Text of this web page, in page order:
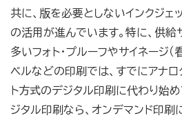
共に、版を必要としないインクジェ
の活用が進んでいます。特に、供給
多いフォト・プルーフやサイネージ（
ベルなどの印刷では、すでにアナロ
ト方式のデジタル印刷に代わり始
ジタル印刷なら、オンデマンド印刷